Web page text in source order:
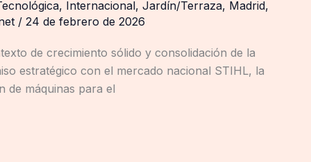
, Internacional, Jardín/Terraza, Madrid,
/ 24 de febrero de 2026
de crecimiento sólido y consolidación de la
estratégico con el mercado nacional STIHL, la
de máquinas para el